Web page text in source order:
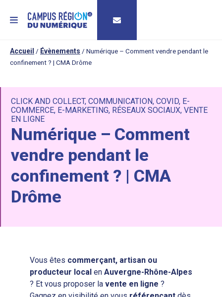
MENU
Accueil / Évènements / Numérique – Comment vendre pendant le
confinement ? | CMA Drôme
CLICK AND COLLECT, COMMUNICATION, COVID, E-
COMMERCE, E-MARKETING, RÉSEAUX SOCIAUX, VENTE
EN LIGNE
Numérique – Comment
vendre pendant le
confinement ? | CMA
Drôme
Vous êtes commerçant, artisan ou
producteur local en Auvergne-Rhône-Alpes
? Et vous proposer la vente en ligne ?